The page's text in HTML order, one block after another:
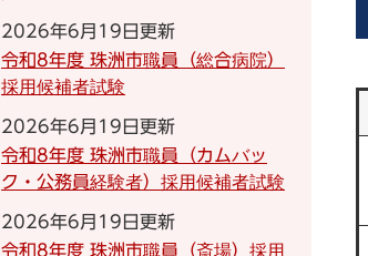
2026年6月19日更新
令和8年度 珠洲市職員（総合病院）
採用候補者試験
2026年6月19日更新
令和8年度 珠洲市職員（カムバッ
ク・公務員経験者）採用候補者試験
2026年6月19日更新
令和8年度 珠洲市職員（斎場）採用